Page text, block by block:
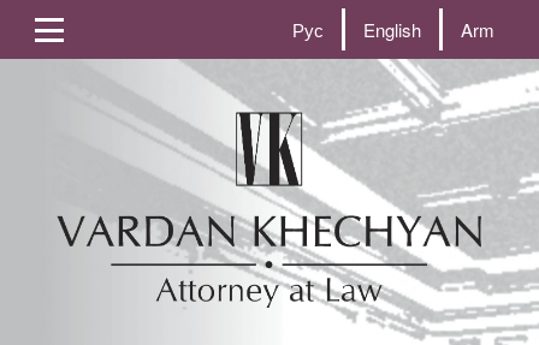
Рус English Arm